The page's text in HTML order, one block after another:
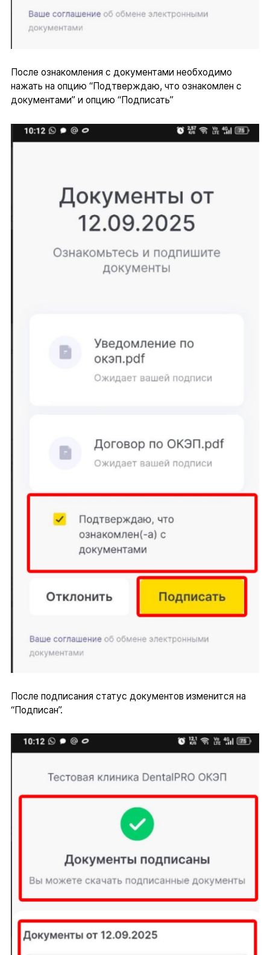
После ознакомления с документами необходимо
нажать на опцию “Подтверждаю, что ознакомлен с
документами” и опцию “Подписать”
После подписания статус документов изменится на
“Подписан”.